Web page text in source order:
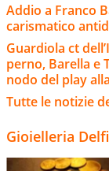
Addio a Franco
carismatico
Guardiola ct
perno, Barella e
nodo del play
Tutte le notizie
Gioielleria